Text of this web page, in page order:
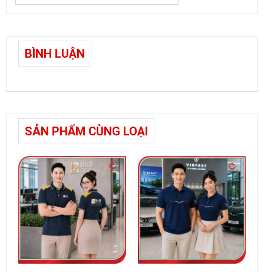
BÌNH LUẬN
SẢN PHẨM CÙNG LOẠI